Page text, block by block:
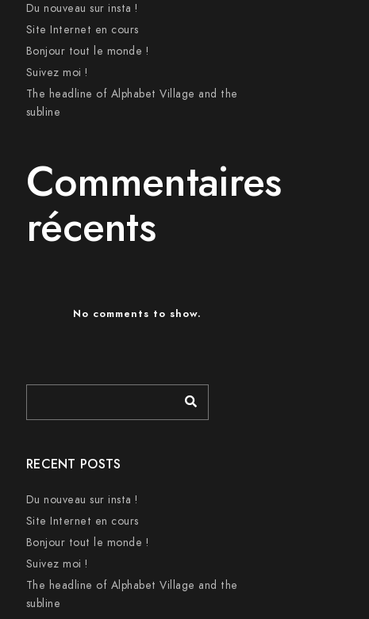
Du nouveau sur insta !
Site Internet en cours
Bonjour tout le monde !
Suivez moi !
The headline of Alphabet Village and the
subline
Commentaires
récents
No comments to show.
RECENT POSTS
Du nouveau sur insta !
Site Internet en cours
Bonjour tout le monde !
Suivez moi !
The headline of Alphabet Village and the
subline